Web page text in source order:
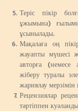
Теріс пікір
ұжымына)
ұсынылады.
Мақалаға оң
жауапты мүшесі
авторға (немесе
жіберу туралы
жариялау мерзімін
Рецензиялар
тәртіппен